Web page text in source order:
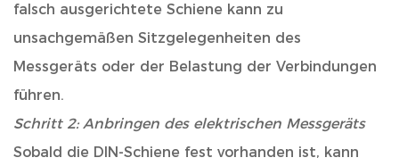
falsch ausgerichtete Schiene kann zu
unsachgemäßen Sitzgelegenheiten des
Messgeräts oder der Belastung der Verbindungen
führen.
Schritt 2: Anbringen des elektrischen Messgeräts
Sobald die DIN-Schiene fest vorhanden ist, kann